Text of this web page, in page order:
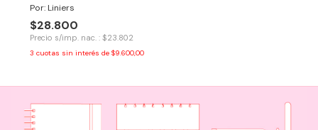
Por: Liniers
$28.800
Precio s/imp. nac. : $23.802
3 cuotas sin interés de $9.600,00